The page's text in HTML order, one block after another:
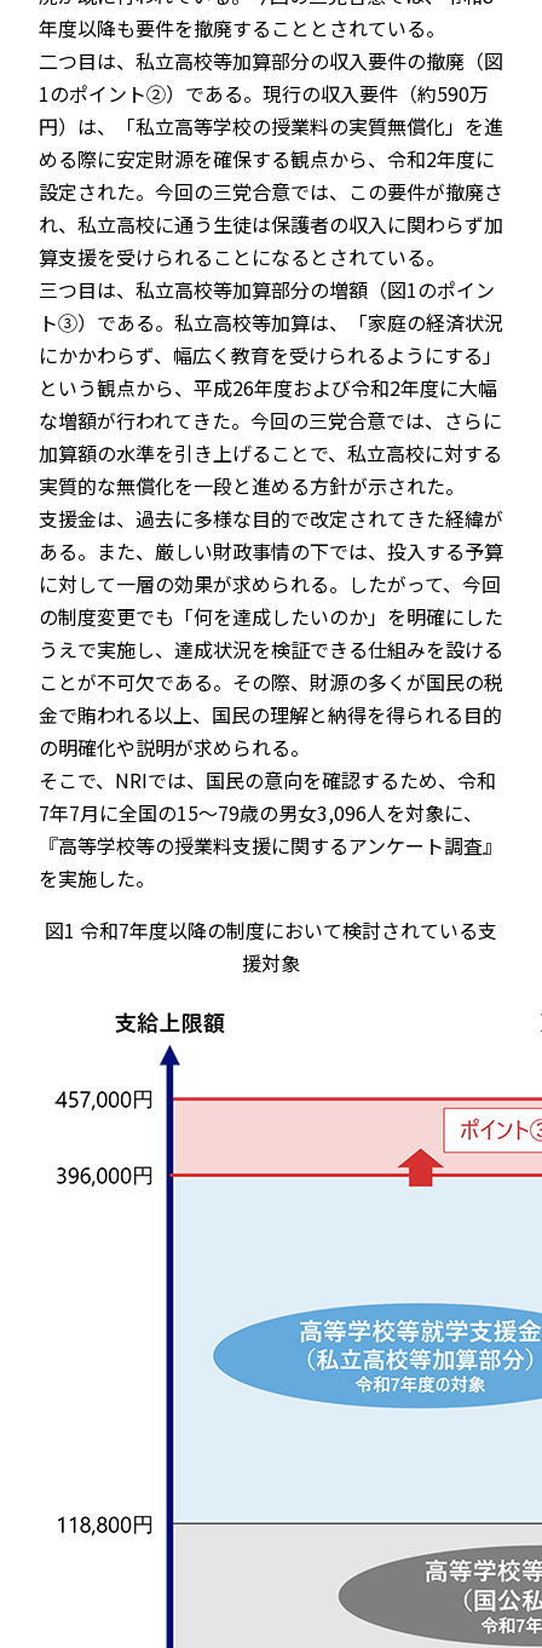
年度以降も要件を撤廃することとされている。
二つ目は、私立高校等加算部分の収入要件の撤廃（図
1のポイント②）である。現行の収入要件（約590万
円）は、「私立高等学校の授業料の実質無償化」を進
める際に安定財源を確保する観点から、令和2年度に
設定された。今回の三党合意では、この要件が撤廃さ
れ、私立高校に通う生徒は保護者の収入に関わらず加
算支援を受けられることになるとされている。
三つ目は、私立高校等加算部分の増額（図1のポイン
ト③）である。私立高校等加算は、「家庭の経済状況
にかかわらず、幅広く教育を受けられるようにする」
という観点から、平成26年度および令和2年度に大幅
な増額が行われてきた。今回の三党合意では、さらに
加算額の水準を引き上げることで、私立高校に対する
実質的な無償化を一段と進める方針が示された。
支援金は、過去に多様な目的で改定されてきた経緯が
ある。また、厳しい財政事情の下では、投入する予算
に対して一層の効果が求められる。したがって、今回
の制度変更でも「何を達成したいのか」を明確にした
うえで実施し、達成状況を検証できる仕組みを設ける
ことが不可欠である。その際、財源の多くが国民の税
金で賄われる以上、国民の理解と納得を得られる目的
の明確化や説明が求められる。
そこで、NRIでは、国民の意向を確認するため、令和
7年7月に全国の15～79歳の男女3,096人を対象に、
『高等学校等の授業料支援に関するアンケート調査』
を実施した。
図1 令和7年度以降の制度において検討されている支
援対象